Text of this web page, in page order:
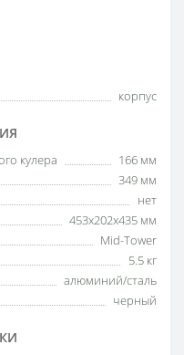
корпус
кулера
166 мм
349 мм
нет
453х202х435 мм
Mid-Tower
5.5 кг
алюминий/сталь
черный